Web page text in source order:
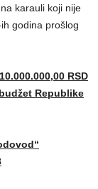
karauli koji nije
godina prošlog
RSD
Republike